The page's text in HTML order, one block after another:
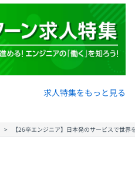
求人特集をもっと見る
【26卒エンジニア】日本発のサービスで世